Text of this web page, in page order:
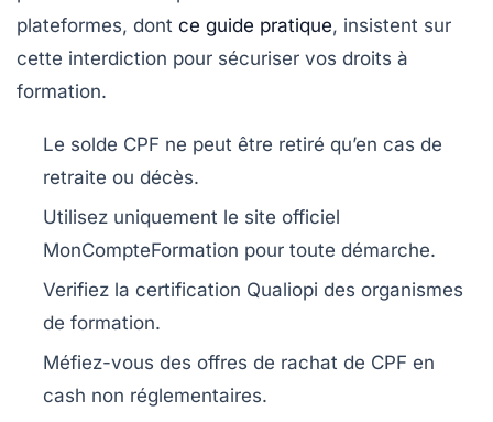
plateformes, dont ce guide pratique, insistent sur
cette interdiction pour sécuriser vos droits à
formation.
Le solde CPF ne peut être retiré qu’en cas de
retraite ou décès.
Utilisez uniquement le site officiel
MonCompteFormation pour toute démarche.
Verifiez la certification Qualiopi des organismes
de formation.
Méfiez-vous des offres de rachat de CPF en
cash non réglementaires.